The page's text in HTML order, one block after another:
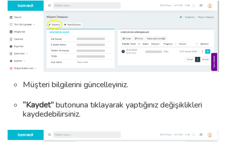
Müşteri bilgilerini güncelleyiniz.
“Kaydet”butonuna tıklayarak yaptığınız değişiklikleri
kaydedebilirsiniz.